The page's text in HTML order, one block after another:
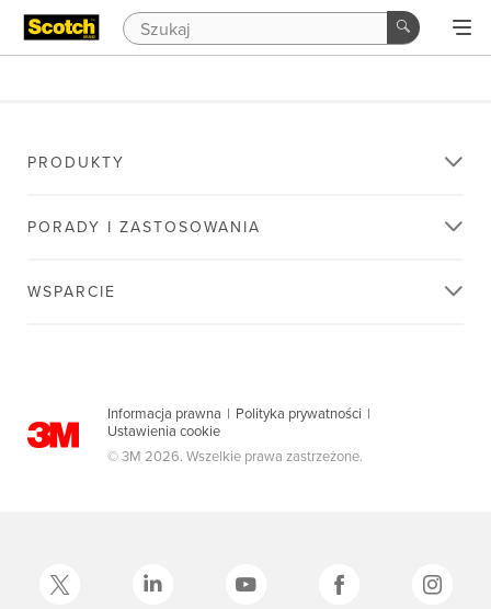
PRODUKTY
PORADY I ZASTOSOWANIA
WSPARCIE
Informacja prawna | Polityka prywatności |
Ustawienia cookie
© 3M 2026. Wszelkie prawa zastrzeżone.